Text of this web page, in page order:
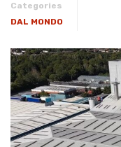
Categories
DAL MONDO